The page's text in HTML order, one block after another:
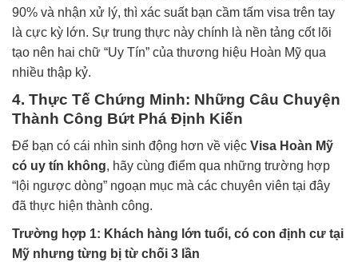
90% và nhận xử lý, thì xác suất bạn cầm tấm visa trên tay
là cực kỳ lớn. Sự trung thực này chính là nền tảng cốt lõi
tạo nên hai chữ “Uy Tín” của thương hiệu Hoàn Mỹ qua
nhiều thập kỷ.
4. Thực Tế Chứng Minh: Những Câu Chuyện
Thành Công Bứt Phá Định Kiến
Để bạn có cái nhìn sinh động hơn về việc Visa Hoàn Mỹ
có uy tín không, hãy cùng điểm qua những trường hợp
“lội ngược dòng” ngoạn mục mà các chuyên viên tại đây
đã thực hiện thành công.
Trường hợp 1: Khách hàng lớn tuổi, có con định cư tại
Mỹ nhưng từng bị từ chối 3 lần